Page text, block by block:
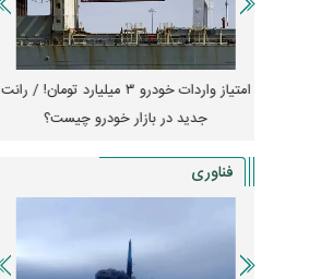
امتیاز واردات خودرو ۳ میلیارد تومان! / رانت
جدید در بازار خودرو چیست؟
فناوری